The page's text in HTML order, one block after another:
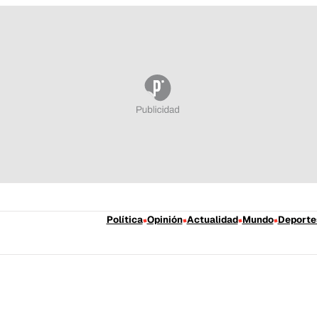
Política Opinión Actualidad Mundo